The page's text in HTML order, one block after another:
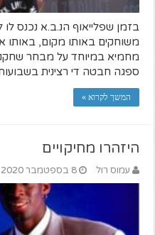
בזמן שפלייאוף הנ.ב.א נכנס
משוחקים באותו מקום, באותו
מחמיא במיוחד על מבחר
ספגה חבטה די רצינית
המשך לקרוא »
היזהרו מחיקויים
עמוס רול 8 בספטמבר 2020